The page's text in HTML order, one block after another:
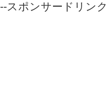
--スポンサードリン